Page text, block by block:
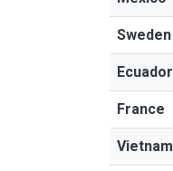
Sweden
Ecuador
France
Vietnam